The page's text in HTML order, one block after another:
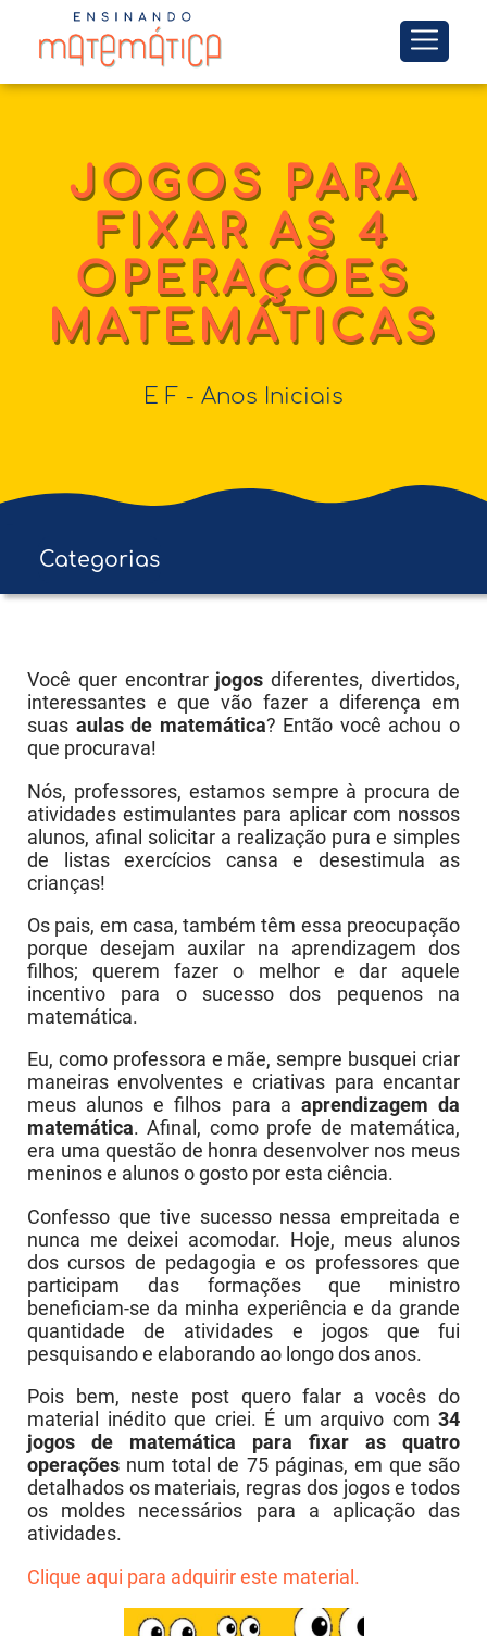
JOGOS PARA
FIXAR AS 4
OPERAÇÕES
MATEMÁTICAS
E F - Anos Iniciais
Categorias
E F - Anos Finais
Ens. Médio
Ens. Superior
Você quer encontrar jogos diferentes, divertidos,
interessantes e que vão fazer a diferença em
suas aulas de matemática? Então você achou o
que procurava!
Nós, professores, estamos sempre à procura de
atividades estimulantes para aplicar com nossos
alunos, afinal solicitar a realização pura e simples
de listas exercícios cansa e desestimula as
crianças!
Os pais, em casa, também têm essa preocupação
porque desejam auxilar na aprendizagem dos
filhos; querem fazer o melhor e dar aquele
incentivo para o sucesso dos pequenos na
matemática.
Eu, como professora e mãe, sempre busquei criar
maneiras envolventes e criativas para encantar
meus alunos e filhos para a aprendizagem da
matemática. Afinal, como profe de matemática,
era uma questão de honra desenvolver nos meus
meninos e alunos o gosto por esta ciência.
Confesso que tive sucesso nessa empreitada e
nunca me deixei acomodar. Hoje, meus alunos
dos cursos de pedagogia e os professores que
participam das formações que ministro
beneficiam-se da minha experiência e da grande
quantidade de atividades e jogos que fui
pesquisando e elaborando ao longo dos anos.
Pois bem, neste post quero falar a vocês do
material inédito que criei. É um arquivo com 34
jogos de matemática para fixar as quatro
operações num total de 75 páginas, em que são
detalhados os materiais, regras dos jogos e todos
os moldes necessários para a aplicação das
atividades.
Clique aqui para adquirir este material.